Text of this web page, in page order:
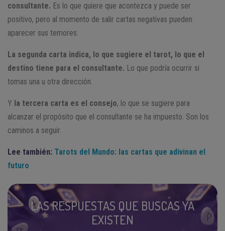
consultante. Es lo que quiere que acontezca y puede ser
positivo, pero al momento de salir cartas negativas pueden
aparecer sus temores.
La segunda carta indica, lo que sugiere el tarot, lo que el
destino tiene para el consultante. Lo que podría ocurrir si
tomas una u otra dirección.
Y la tercera carta es el consejo, lo que se sugiere para
alcanzar el propósito que el consultante se ha impuesto. Son los
caminos a seguir.
Lee también: Tarots del Mundo: las cartas que adivinan el
futuro
LAS RESPUESTAS QUE BUSCAS YA
EXISTEN